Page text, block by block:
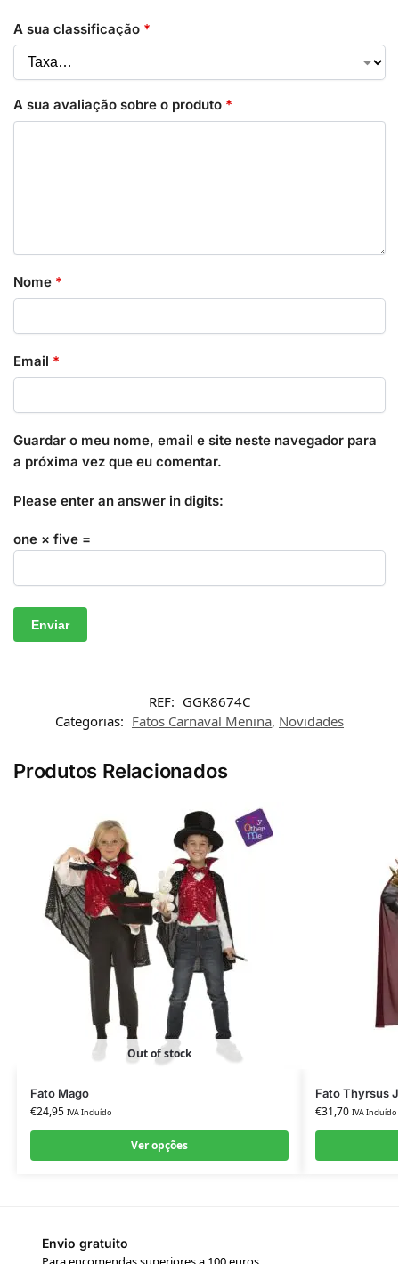
A sua classificação *
A sua avaliação sobre o produto *
Nome *
Email *
Guardar o meu nome, email e site neste navegador para
a próxima vez que eu comentar.
Please enter an answer in digits:
one × five =
REF: GGK8674C
Categorias: Fatos Carnaval Menina, Novidades
Produtos Relacionados
Out of stock
Fato Mago
€24,95 IVA Incluído
Ver opções
Fato Thyrsus
€31,70 IVA Incluído
Envio gratuito